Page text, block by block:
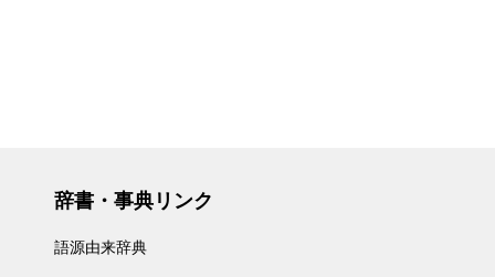
辞書・事典リンク
語源由来辞典